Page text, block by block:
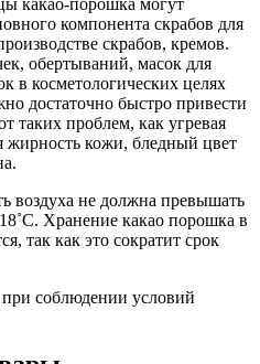
какао-порошка могут
компонента скрабов для
скрабов, кремов.
обертываний, масок для
в косметологических целях
достаточно быстро привести
таких проблем, как угревая
жирность кожи, бледный цвет
воздуха не должна превышать
Хранение какао порошка в
так как это сократит срок
соблюдении условий